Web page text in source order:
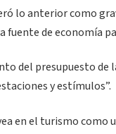
lo anterior como
fuente de economía
del presupuesto de
y estímulos”.
en el turismo